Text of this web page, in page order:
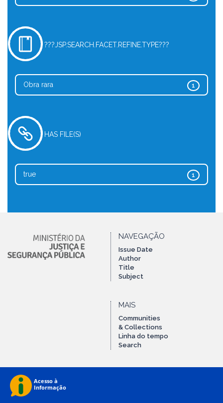
???JSP.SEARCH.FACET.REFINE.TYPE???
1
Obra rara
HAS FILE(S)
1
true
NAVEGAÇÃO
Issue Date
Author
Title
Subject
MAIS
Communities
& Collections
Linha do tempo
Search